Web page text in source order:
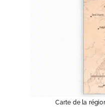
Carte de la